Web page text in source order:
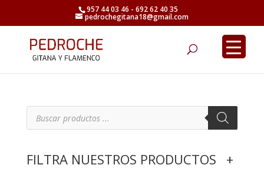
957 44 03 46 - 692 62 40 35
pedrochegitana18@gmail.com
B
d
aFILTRA NUESTROS PRODUCTOS +